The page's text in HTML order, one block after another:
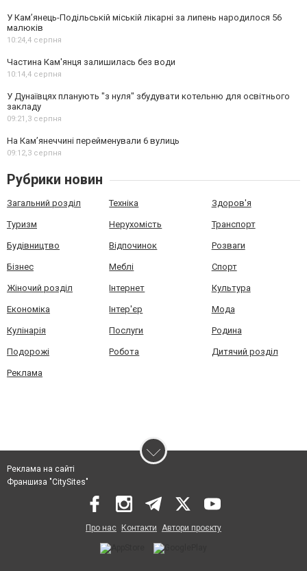
У Кам’янець-Подільській міській лікарні за липень народилося 56
малюків
10:24, 4 серпня
Частина Кам'янця залишилась без води
10:14, 4 серпня
У Дунаївцях планують "з нуля" збудувати котельню для освітнього
закладу
09:21, 3 серпня
На Камʼянеччині перейменували 6 вулиць
09:12, 3 серпня
Рубрики новин
Загальний розділ Техніка Здоров'я
Туризм Нерухомість Транспорт
Будівництво Відпочинок Розваги
Бізнес Меблі Спорт
Жіночий розділ Інтернет Культура
Економіка Інтер'єр Мода
Кулінарія Послуги Родина
Подорожі Робота Дитячий розділ
Реклама
Реклама на сайті
Франшиза "CitySites"
Про нас Контакти Автори проєкту